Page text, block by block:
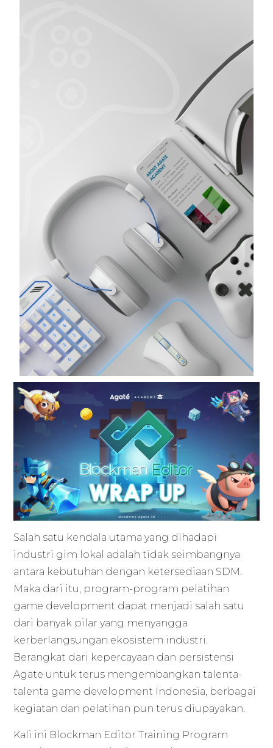
Salah satu kendala utama yang dihadapi
industri gim lokal adalah tidak seimbangnya
antara kebutuhan dengan ketersediaan SDM.
Maka dari itu, program-program pelatihan
game development dapat menjadi salah satu
dari banyak pilar yang menyangga
kerberlangsungan ekosistem industri.
Berangkat dari kepercayaan dan persistensi
Agate untuk terus mengembangkan talenta-
talenta game development Indonesia, berbagai
kegiatan dan pelatihan pun terus diupayakan.
Kali ini Blockman Editor Training Program